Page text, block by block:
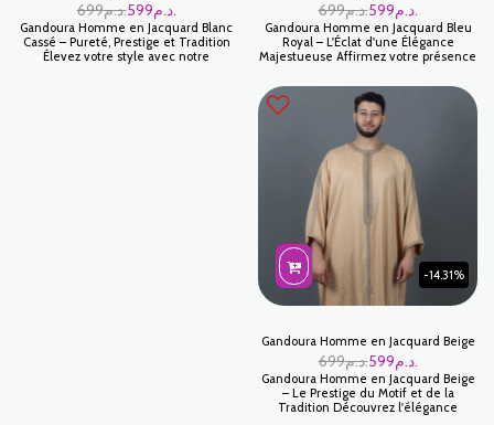
699 د.م.599 د.م.
Gandoura Homme en Jacquard Bleu
Royal – L'Éclat d'une Élégance
Majestueuse Affirmez votre présence
Jacquard Bleu Royal. Ce modèle
d'exception utilise le tissu "Jakar" pour
marier la profondeur d'un bleu
électrique à la richesse d'un tissage
texturé. C'est la pièce parfaite pour
l'homme qui recherche une tenue à
la fois imposante, moderne et
profondément respectueuse des
traditions artisanales.
699 د.م.599 د.م.
Gandoura Homme en Jacquard Blanc
Cassé – Pureté, Prestige et Tradition
Élevez votre style avec notre
-14.31%
Gandoura Homme en Jacquard Beige
699 د.م.599 د.م.
Gandoura Homme en Jacquard Beige
– Le Prestige du Motif et de la
Tradition Découvrez l'élégance